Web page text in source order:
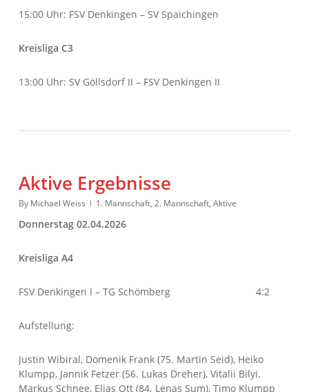
15:00 Uhr: FSV Denkingen – SV Spaichingen
Kreisliga C3
13:00 Uhr: SV Göllsdorf II – FSV Denkingen II
Aktive Ergebnisse
By Michael Weiss 1. Mannschaft, 2. Mannschaft, Aktive
Donnerstag 02.04.2026
Kreisliga A4
FSV Denkingen I – TG Schömberg 4:2
Aufstellung:
Justin Wibiral, Domenik Frank (75. Martin Seid), Heiko
Klumpp, Jannik Fetzer (56. Lukas Dreher), Vitalii Bilyi,
Markus Schnee, Elias Ott (84. Lenas Sum), Timo Klumpp